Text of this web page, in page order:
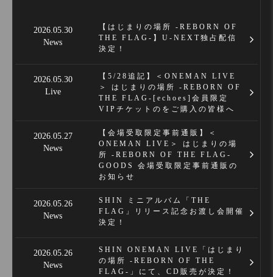
2026.05.30
News
【はじまりの場所 -REBORN OF
THE FLAG-】U-NEXT独占配信
決定！
2026.05.30
Live
【5/28追記】＜ONEMAN LIVE
＞ はじまりの場所 -REBORN OF
THE FLAG-[echoes]会員限定
VIPチケットのをご購入の皆様へ
2026.05.27
News
【会場受取限定事前通販】＜
ONEMAN LIVE＞ はじまりの場
所 -REBORN OF THE FLAG-
GOODS 会場受取限定事前通販の
お知らせ
2026.05.26
News
SHIN ミニアルバム「THE
FLAG」リリース記念お渡し会開催
決定！
2026.05.26
News
SHIN ONEMAN LIVE「はじまり
の場所 -REBORN OF THE
FLAG-」にて、CD販売が決定！